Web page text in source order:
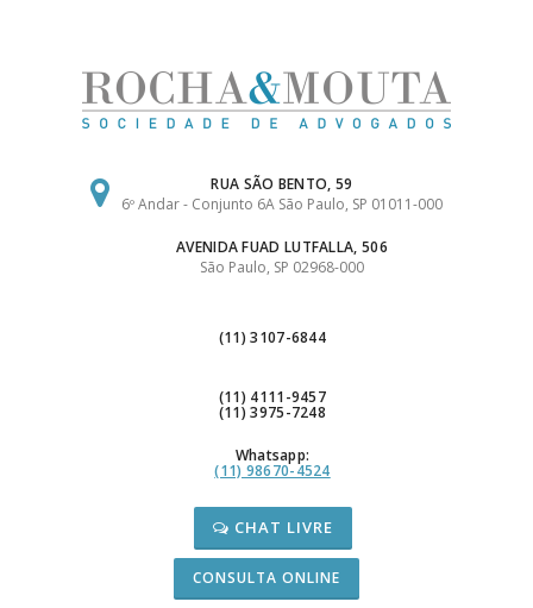
RUA SÃO BENTO, 59
6º Andar - Conjunto 6A São Paulo, SP 01011-000
AVENIDA FUAD LUTFALLA, 506
São Paulo, SP 02968-000
(11) 3107-6844
(11) 4111-9457
(11) 3975-7248
Whatsapp:
(11) 98670-4524
CHAT LIVRE
CONSULTA ONLINE